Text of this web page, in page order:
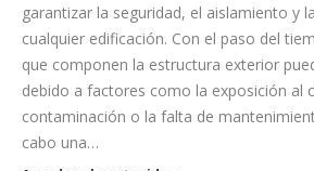
garantizar la seguridad, el aislamiento y
cualquier edificación. Con el paso del
que componen la estructura exterior
debido a factores como la exposición al
contaminación o la falta de
cabo una…